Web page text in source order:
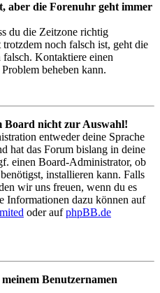
aber die Forenuhr geht immer
du die Zeitzone richtig
noch falsch ist, geht die
Kontaktiere einen
beheben kann.
Board nicht zur Auswahl!
entweder deine Sprache
hat das Forum bislang in deine
einen Board-Administrator, ob
installieren kann. Falls
wir uns freuen, wenn du es
Informationen dazu können auf
oder aufphpBB.de
Benutzernamen